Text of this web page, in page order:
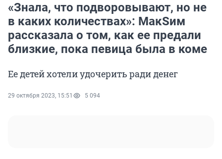
«Знала, что подворовывают, но не
в каких количествах»: МакSим
рассказала о том, как ее предали
близкие, пока певица была в коме
Ее детей хотели удочерить ради денег
29 октября 2023, 15:51 5 094